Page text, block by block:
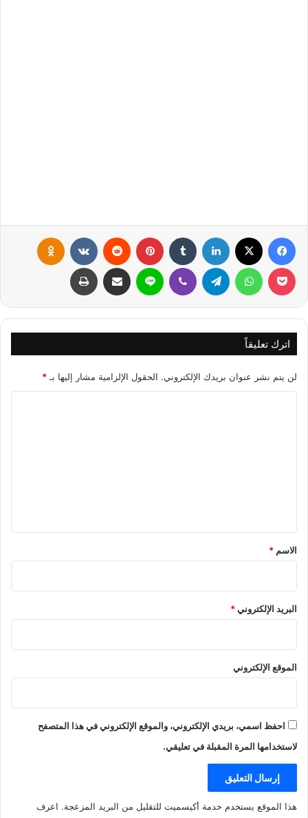
اترك تعليقاً
لن يتم نشر عنوان بريدك الإلكتروني. الحقول الإلزامية مشار إليها بـ*
*
الاسم *
البريد الإلكتروني*
الموقع الإلكتروني
احفظ اسمي، بريدي الإلكتروني، والموقع الإلكتروني في هذا المتصفح
لاستخدامها المرة المقبلة في تعليقي.
هذا الموقع يستخدم خدمة أكيسميت للتقليل من البريد المزعجة. اعرف